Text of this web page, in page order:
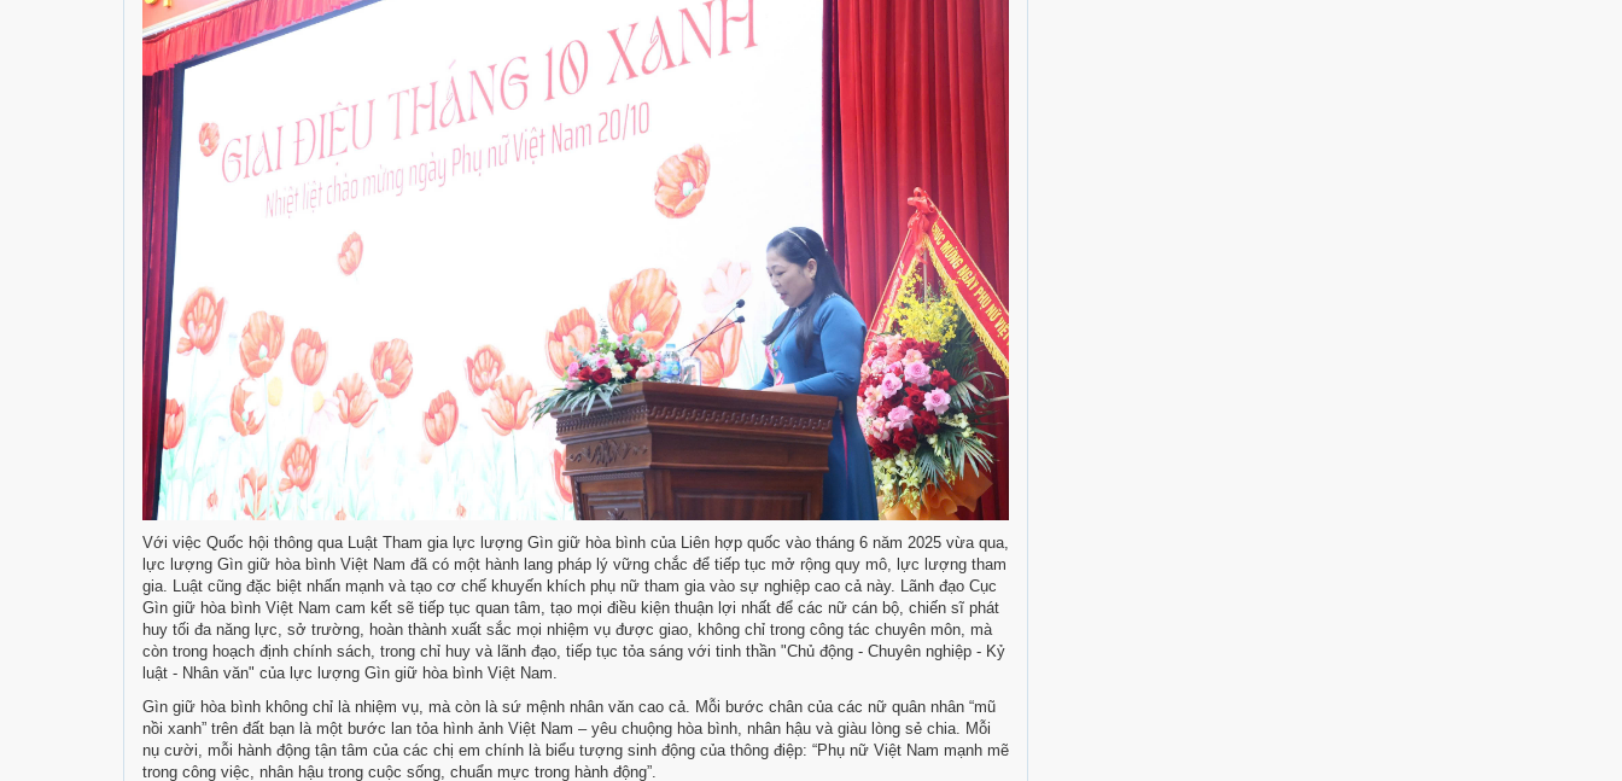
Với việc Quốc hội thông qua Luật Tham gia lực lượng Gìn giữ hòa bình của Liên hợp quốc vào tháng 6 năm 2025 vừa qua,
lực lượng Gìn giữ hòa bình Việt Nam đã có một hành lang pháp lý vững chắc để tiếp tục mở rộng quy mô, lực lượng tham
gia. Luật cũng đặc biệt nhấn mạnh và tạo cơ chế khuyến khích phụ nữ tham gia vào sự nghiệp cao cả này. Lãnh đạo Cục
Gìn giữ hòa bình Việt Nam cam kết sẽ tiếp tục quan tâm, tạo mọi điều kiện thuận lợi nhất để các nữ cán bộ, chiến sĩ phát
huy tối đa năng lực, sở trường, hoàn thành xuất sắc mọi nhiệm vụ được giao, không chỉ trong công tác chuyên môn, mà
còn trong hoạch định chính sách, trong chỉ huy và lãnh đạo, tiếp tục tỏa sáng với tinh thần "Chủ động - Chuyên nghiệp - Kỷ
luật - Nhân văn" của lực lượng Gìn giữ hòa bình Việt Nam.
Gìn giữ hòa bình không chỉ là nhiệm vụ, mà còn là sứ mệnh nhân văn cao cả. Mỗi bước chân của các nữ quân nhân “mũ
nồi xanh” trên đất bạn là một bước lan tỏa hình ảnh Việt Nam – yêu chuộng hòa bình, nhân hậu và giàu lòng sẻ chia. Mỗi
nụ cười, mỗi hành động tận tâm của các chị em chính là biểu tượng sinh động của thông điệp: “Phụ nữ Việt Nam mạnh mẽ
trong công việc, nhân hậu trong cuộc sống, chuẩn mực trong hành động”.